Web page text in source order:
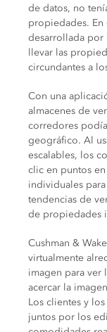
de datos, no
propiedades. En
desarrollada por
llevar las
circundantes a
Con una
almacenes de
corredores
geográfico. Al
escalables, los
clic en puntos
individuales
tendencias de
de propiedades
Cushman &
virtualmente
imagen para ver
acercar la
Los clientes y
juntos por los